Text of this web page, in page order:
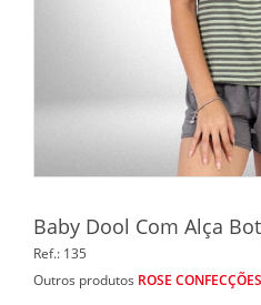
Baby Dool Com Alça
Ref.: 135
Outros produtos ROSE CONFECÇÕES